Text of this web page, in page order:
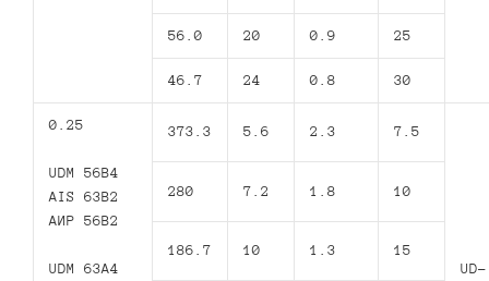
56.0 20 0.9 25
46.7 24 0.8 30
0.25
UDM 56B4
AIS 63B2
АИР 56В2
UDM 63A4
373.3 5.6 2.3 7.5
UD-
280 7.2 1.8 10
186.7 10 1.3 15